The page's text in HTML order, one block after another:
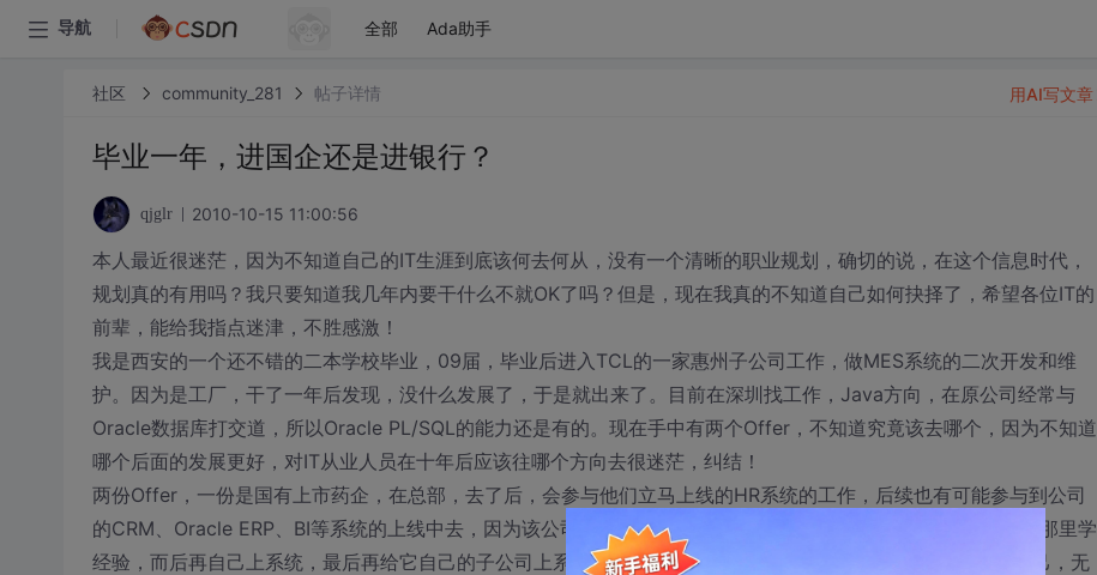
导航 全部 Ada助手
社区 community_281 帖子详情
毕业一年，进国企还是进银行？
qjglr 2010-10-15 11:00:56
本人最近很迷茫，因为不知道自己的IT生涯到底该何去何从，没有一个清晰的职业规划，确切的说，在这个信息时代，
规划真的有用吗？我只要知道我几年内要干什么不就OK了吗？但是，现在我真的不知道自己如何抉择了，希望各位IT的
前辈，能给我指点迷津，不胜感激！
我是西安的一个还不错的二本学校毕业，09届，毕业后进入TCL的一家惠州子公司工作，做MES系统的二次开发和维
护。因为是工厂，干了一年后发现，没什么发展了，于是就出来了。目前在深圳找工作，Java方向，在原公司经常与
Oracle数据库打交道，所以Oracle PL/SQL的能力还是有的。现在手中有两个Offer，不知道究竟该去哪个，因为不知道
哪个后面的发展更好，对IT从业人员在十年后应该往哪个方向去很迷茫，纠结！
两份Offer，一份是国有上市药企，在总部，去了后，会参与他们立马上线的HR系统的工作，后续也有可能参与到公司
的CRM、Oracle ERP、BI等系统的上线中去，因为该公司被另外一个国有控股集团收购了的，所以，会先从集团那里学
经验，而后再自己上系统，最后再给它自己的子公司上系统，所以，如果能参与到他们这些系统的上线中，对自己，无
用AI写文章